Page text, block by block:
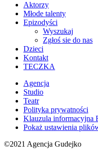
Aktorzy
Młode talenty
Epizodyści
Wyszukaj
Zgłoś sie do nas
Dzieci
Kontakt
TECZKA
Agencja
Studio
Teatr
Polityka prywatności
Klauzula informacyjna
Pokaż ustawienia
©2021 Agencja Gudejko